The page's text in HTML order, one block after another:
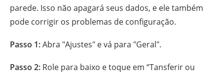
parede. Isso não apagará seus dados, e ele também
pode corrigir os problemas de configuração.
Passo 1:Abra "Ajustes" e vá para "Geral".
Passo 2: Role para baixo e toque em “Tansferir ou